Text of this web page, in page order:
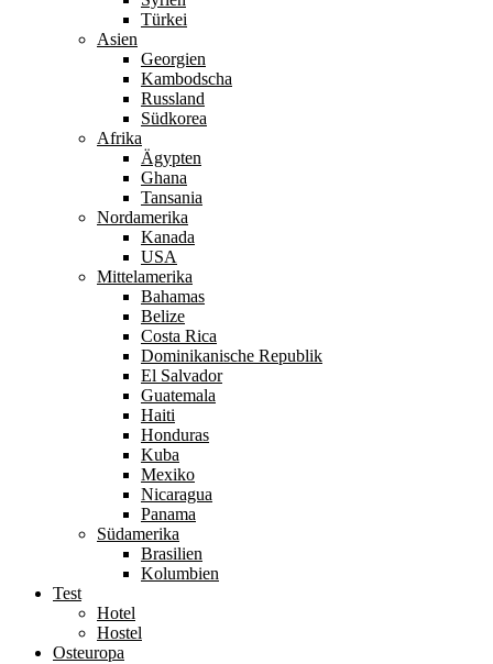
Türkei
Asien
Georgien
Kambodscha
Russland
Südkorea
Afrika
Ägypten
Ghana
Tansania
Nordamerika
Kanada
USA
Mittelamerika
Bahamas
Belize
Costa Rica
Dominikanische Republik
El Salvador
Guatemala
Haiti
Honduras
Kuba
Mexiko
Nicaragua
Panama
Südamerika
Brasilien
Kolumbien
Test
Hotel
Hostel
Osteuropa